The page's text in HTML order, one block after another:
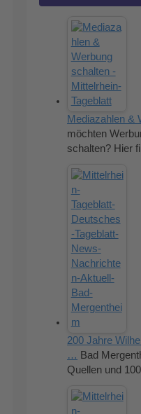
Mediazahlen &
möchten
schalten? Hier
200 Jahre
… Bad
Quellen und